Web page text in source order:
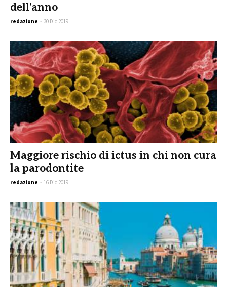
dell’anno
redazione - 30 Dic 2019
Maggiore rischio di ictus in chi non cura
la parodontite
redazione - 16 Dic 2019